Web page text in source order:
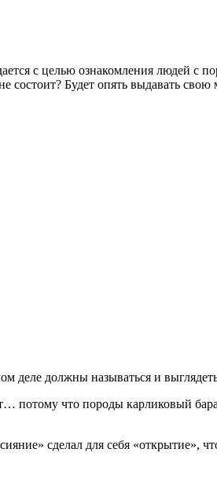
с целью ознакомления людей
Будет опять выдавать свою
деле должны называться и
потому что породы карликовый
сделал для себя «открытие»,